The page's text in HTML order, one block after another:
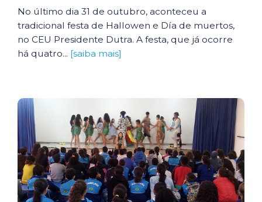
No último dia 31 de outubro, aconteceu a
tradicional festa de Hallowen e Día de muertos,
no CEU Presidente Dutra. A festa, que já ocorre
há quatro... [saiba mais]